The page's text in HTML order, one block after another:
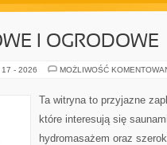
I OGRODOWE
17 - 2026 MOŻLIWOŚĆ
Ta witryna to przyjazne
które interesują się
hydromasażem oraz